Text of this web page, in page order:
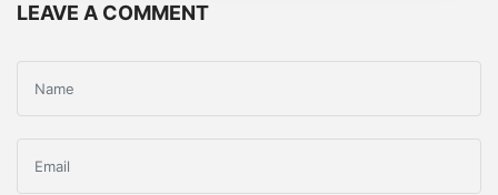
LEAVE A COMMENT